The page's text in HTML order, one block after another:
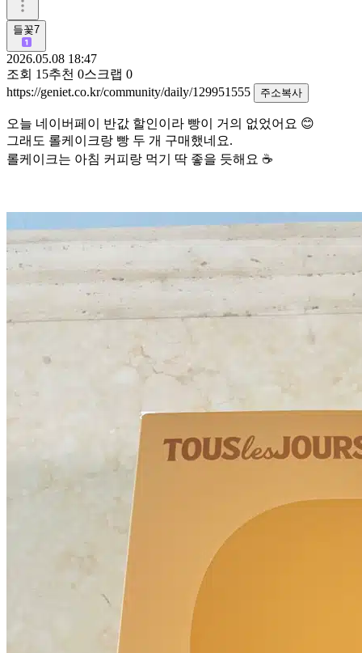
들꽃7
2026.05.08 18:47
조회 15추천 0스크랩 0
https://geniet.co.kr/community/daily/129951555
주소복사
오늘 네이버페이 반값 할인이라 빵이 거의 없었어요 😊
그래도 롤케이크랑 빵 두 개 구매했네요.
롤케이크는 아침 커피랑 먹기 딱 좋을 듯해요 ☕